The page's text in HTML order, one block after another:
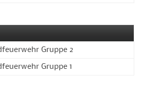
Gruppe 2
Gruppe 1